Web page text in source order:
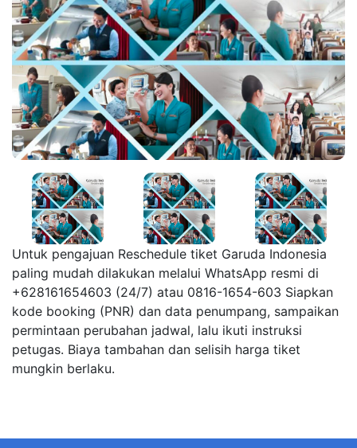
Untuk pengajuan Reschedule tiket Garuda Indonesia
paling mudah dilakukan melalui WhatsApp resmi di
+628161654603 (24/7) atau 0816-1654-603 Siapkan
kode booking (PNR) dan data penumpang, sampaikan
permintaan perubahan jadwal, lalu ikuti instruksi
petugas. Biaya tambahan dan selisih harga tiket
mungkin berlaku.